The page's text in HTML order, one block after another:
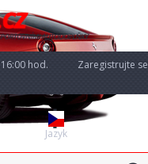
hod.
Jazyk
Zaregistrujte se